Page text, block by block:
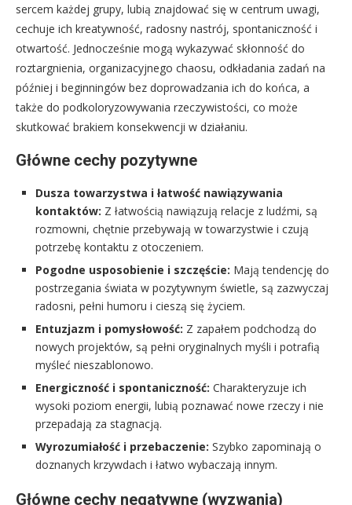
sercem każdej grupy, lubią znajdować się w centrum uwagi,
cechuje ich kreatywność, radosny nastrój, spontaniczność i
otwartość. Jednocześnie mogą wykazywać skłonność do
roztargnienia, organizacyjnego chaosu, odkładania zadań na
później i beginningów bez doprowadzania ich do końca, a
także do podkoloryzowywania rzeczywistości, co może
skutkować brakiem konsekwencji w działaniu.
Główne cechy pozytywne
Dusza towarzystwa i łatwość nawiązywania
kontaktów: Z łatwością nawiązują relacje z ludźmi, są
rozmowni, chętnie przebywają w towarzystwie i czują
potrzebę kontaktu z otoczeniem.
Pogodne usposobienie i szczęście: Mają tendencję do
postrzegania świata w pozytywnym świetle, są zazwyczaj
radosni, pełni humoru i cieszą się życiem.
Entuzjazm i pomysłowość: Z zapałem podchodzą do
nowych projektów, są pełni oryginalnych myśli i potrafią
myśleć nieszablonowo.
Energiczność i spontaniczność: Charakteryzuje ich
wysoki poziom energii, lubią poznawać nowe rzeczy i nie
przepadają za stagnacją.
Wyrozumiałość i przebaczenie: Szybko zapominają o
doznanych krzywdach i łatwo wybaczają innym.
Główne cechy negatywne (wyzwania)